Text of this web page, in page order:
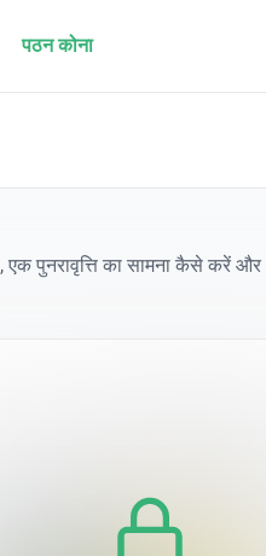
पठन कोना
एक पुनरावृत्ति का सामना कैसे करें